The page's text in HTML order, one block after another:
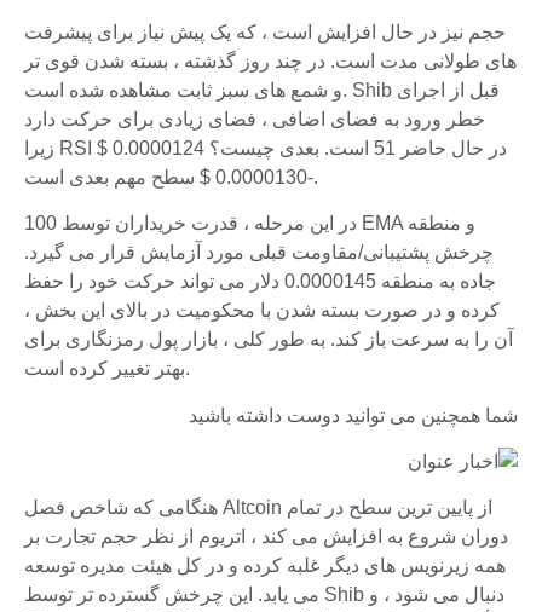
حجم نیز در حال افزایش است ، که یک پیش نیاز برای پیشرفت
های طولانی مدت است. در چند روز گذشته ، بسته شدن قوی تر
و شمع های سبز ثابت مشاهده شده است. Shib قبل از اجرای
خطر ورود به فضای اضافی ، فضای زیادی برای حرکت دارد
زیرا RSI در حال حاضر 51 است. بعدی چیست؟ 0.0000124 $
-0.0000130 $ سطح مهم بعدی است.
در این مرحله ، قدرت خریداران توسط 100 EMA و منطقه
چرخش پشتیبانی/مقاومت قبلی مورد آزمایش قرار می گیرد.
جاده به منطقه 0.0000145 دلار می تواند حرکت خود را حفظ
کرده و در صورت بسته شدن با محکومیت در بالای این بخش ،
آن را به سرعت باز کند. به طور کلی ، بازار پول رمزنگاری برای
بهتر تغییر کرده است.
شما همچنین می توانید دوست داشته باشید
هنگامی که شاخص فصل Altcoin از پایین ترین سطح در تمام
دوران شروع به افزایش می کند ، اتریوم از نظر حجم تجارت بر
همه زیرنویس های دیگر غلبه کرده و در کل هیئت مدیره توسعه
می یابد. این چرخش گسترده تر توسط Shib دنبال می شود ، و